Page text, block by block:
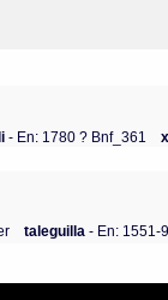
- En: 1780 ? Bnf_361
taleguilla - En: 1551-